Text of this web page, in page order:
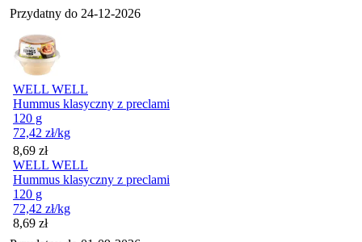
Przydatny do 24-12-2026
WELL WELL
Hummus klasyczny z preclami
120 g
72,42 zł/kg
Cena
8,69 zł
WELL WELL
Hummus klasyczny z preclami
120 g
72,42 zł/kg
Cena
8,69 zł